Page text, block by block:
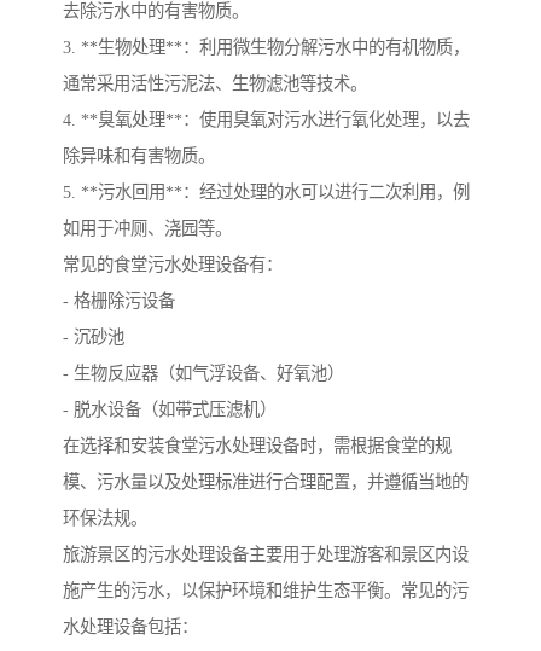
去除污水中的有害物质。
3. **生物处理**：利用微生物分解污水中的有机物质，
通常采用活性污泥法、生物滤池等技术。
4. **臭氧处理**：使用臭氧对污水进行氧化处理，以去
除异味和有害物质。
5. **污水回用**：经过处理的水可以进行二次利用，例
如用于冲厕、浇园等。
常见的食堂污水处理设备有：
- 格栅除污设备
- 沉砂池
- 生物反应器（如气浮设备、好氧池）
- 脱水设备（如带式压滤机）
在选择和安装食堂污水处理设备时，需根据食堂的规
模、污水量以及处理标准进行合理配置，并遵循当地的
环保法规。
旅游景区的污水处理设备主要用于处理游客和景区内设
施产生的污水，以保护环境和维护生态平衡。常见的污
水处理设备包括：